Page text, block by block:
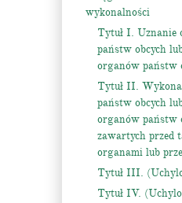
wykonalności
Tytuł I. Uznanie
państw obcych
organów państw
Tytuł II.
państw obcych
organów państw
zawartych przed
organami lub
Tytuł III.
Tytuł IV.